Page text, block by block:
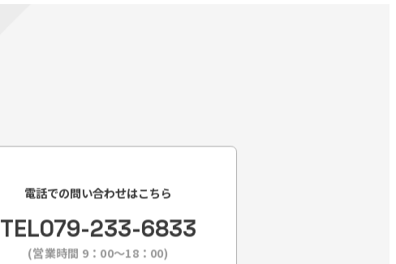
電話での問い合わせはこちら
TEL079-233-6833
(営業時間 9：00〜18：00)